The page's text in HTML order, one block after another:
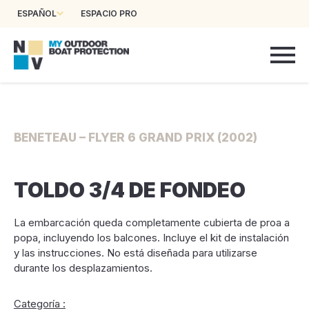
ESPAÑOL ESPACIO PRO
BENETEAU – FLYER 6 GRAND PRIX (2002)
TOLDO 3/4 DE FONDEO
La embarcación queda completamente cubierta de proa a
popa, incluyendo los balcones. Incluye el kit de instalación
y las instrucciones. No está diseñada para utilizarse
durante los desplazamientos.
Categoría :